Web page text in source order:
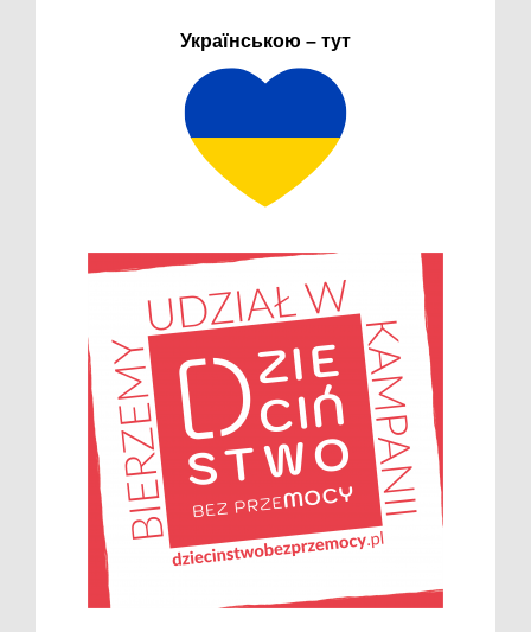
Українською – тут